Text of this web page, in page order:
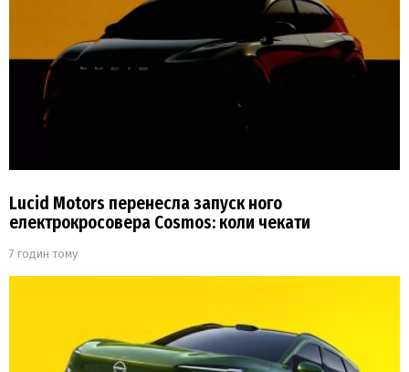
Lucid Motors перенесла запуск ного
електрокросовера Cosmos: коли чекати
7 годин тому